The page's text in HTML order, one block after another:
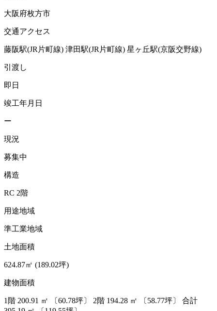
大阪府枚方市
交通アクセス
藤阪駅(JR片町線) 津田駅(JR片町線) 星ヶ丘駅(京阪交野線)
引渡し
即日
竣工年月日
ー
現況
募集中
構造
RC 2階
用途地域
準工業地域
土地面積
624.87㎡ (189.02坪)
建物面積
1階 200.91 ㎡ 〔60.78坪〕 2階 194.28 ㎡ 〔58.77坪〕
合計